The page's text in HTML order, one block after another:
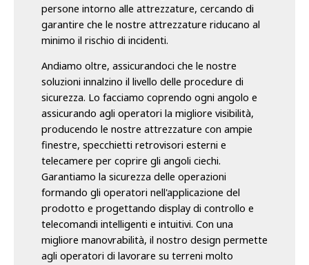
persone intorno alle attrezzature, cercando di
garantire che le nostre attrezzature riducano al
minimo il rischio di incidenti.
Andiamo oltre, assicurandoci che le nostre
soluzioni innalzino il livello delle procedure di
sicurezza. Lo facciamo coprendo ogni angolo e
assicurando agli operatori la migliore visibilità,
producendo le nostre attrezzature con ampie
finestre, specchietti retrovisori esterni e
telecamere per coprire gli angoli ciechi.
Garantiamo la sicurezza delle operazioni
formando gli operatori nell'applicazione del
prodotto e progettando display di controllo e
telecomandi intelligenti e intuitivi. Con una
migliore manovrabilità, il nostro design permette
agli operatori di lavorare su terreni molto